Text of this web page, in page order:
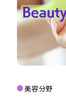
美容分野